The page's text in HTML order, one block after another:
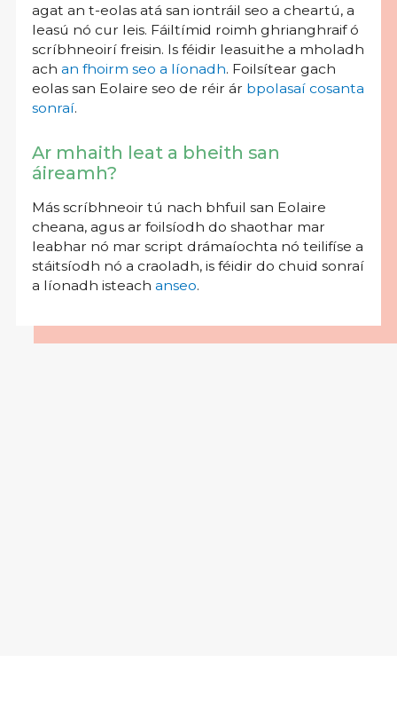
agat an t-eolas atá san iontráil seo a cheartú, a
leasú nó cur leis. Fáiltímid roimh ghrianghraif ó
scríbhneoirí freisin. Is féidir leasuithe a mholadh
ach an fhoirm seo a líonadh. Foilsítear gach
eolas san Eolaire seo de réir ár bpolasaí cosanta
sonraí.
Ar mhaith leat a bheith san
áireamh?
Más scríbhneoir tú nach bhfuil san Eolaire
cheana, agus ar foilsíodh do shaothar mar
leabhar nó mar script drámaíochta nó teilifíse a
stáitsíodh nó a craoladh, is féidir do chuid sonraí
a líonadh isteach anseo.